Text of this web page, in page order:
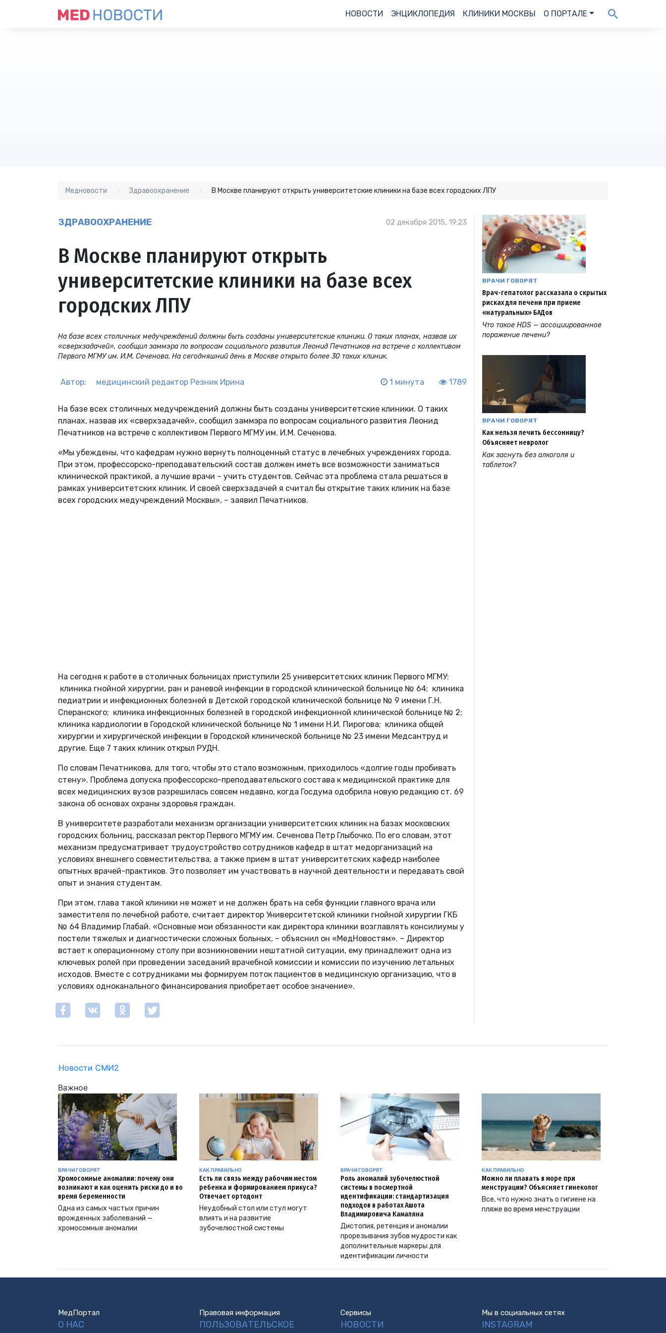
НОВОСТИ ЭНЦИКЛОПЕДИЯ КЛИНИКИ МОСКВЫ О ПОРТАЛЕ
Медновости Здравоохранение В Москве планируют открыть университетские клиники на базе всех городских ЛПУ
ЗДРАВООХРАНЕНИЕ 02 декабря 2015, 19:23
В Москве планируют открыть
университетские клиники на базе всех
городских ЛПУ
На базе всех столичных медучреждений должны быть созданы университетские клиники. О таких планах, назвав их
«сверхзадачей», сообщил заммэра по вопросам социального развития Леонид Печатников на встрече с коллективом
Первого МГМУ им. И.М. Сеченова. На сегодняшний день в Москве открыто более 30 таких клиник.
Автор: медицинский редактор Резник Ирина 1 минута 1789
На базе всех столичных медучреждений должны быть созданы университетские клиники. О таких
планах, назвав их «сверхзадачей», сообщил заммэра по вопросам социального развития Леонид
Печатников на встрече с коллективом Первого МГМУ им. И.М. Сеченова.
«Мы убеждены, что кафедрам нужно вернуть полноценный статус в лечебных учреждениях города.
При этом, профессорско-преподавательский состав должен иметь все возможности заниматься
клинической практикой, а лучшие врачи – учить студентов. Сейчас эта проблема стала решаться в
рамках университетских клиник. И своей сверхзадачей я считал бы открытие таких клиник на базе
всех городских медучреждений Москвы», – заявил Печатников.
На сегодня к работе в столичных больницах приступили 25 университетских клиник Первого МГМУ:
клиника гнойной хирургии, ран и раневой инфекции в городской клинической больнице № 64; клиника
педиатрии и инфекционных болезней в Детской городской клинической больнице № 9 имени Г.Н.
Сперанского; клиника инфекционных болезней в городской инфекционной клинической больнице № 2;
клиника кардиологии в Городской клинической больнице № 1 имени Н.И. Пирогова; клиника общей
хирургии и хирургической инфекции в Городской клинической больнице № 23 имени Медсантруд и
другие. Еще 7 таких клиник открыл РУДН.
По словам Печатникова, для того, чтобы это стало возможным, приходилось «долгие годы пробивать
стену». Проблема допуска профессорско-преподавательского состава к медицинской практике для
всех медицинских вузов разрешилась совсем недавно, когда Госдума одобрила новую редакцию ст. 69
закона об основах охраны здоровья граждан.
В университете разработали механизм организации университетских клиник на базах московских
городских больниц, рассказал ректор Первого МГМУ им. Сеченова Петр Глыбочко. По его словам, этот
механизм предусматривает трудоустройство сотрудников кафедр в штат медорганизаций на
условиях внешнего совместительства, а также прием в штат университетских кафедр наиболее
опытных врачей-практиков. Это позволяет им участвовать в научной деятельности и передавать свой
опыт и знания студентам.
При этом, глава такой клиники не может и не должен брать на себя функции главного врача или
заместителя по лечебной работе, считает директор Университетской клиники гнойной хирургии ГКБ
№ 64 Владимир Глабай. «Основные мои обязанности как директора клиники возглавлять консилиумы у
постели тяжелых и диагностически сложных больных, – объяснил он «МедНовостям». – Директор
встает к операционному столу при возникновении нештатной ситуации, ему принадлежит одна из
ключевых ролей при проведении заседаний врачебной комиссии и комиссии по изучению летальных
исходов. Вместе с сотрудниками мы формируем поток пациентов в медицинскую организацию, что в
условиях одноканального финансирования приобретает особое значение».
ВРАЧИ ГОВОРЯТ
Врач-гепатолог рассказала о скрытых
рисках для печени при приеме
«натуральных» БАДов
Что такое HDS — ассоциированное
поражение печени?
ВРАЧИ ГОВОРЯТ
Как нельзя лечить бессонницу?
Объясняет невролог
Как заснуть без алкоголя и
таблеток?
Новости СМИ2
Важное
ВРАЧИ ГОВОРЯТ
Хромосомные аномалии: почему они
возникают и как оценить риски до и во
время беременности
Одна из самых частых причин
врожденных заболеваний —
хромосомные аномалии
КАК ПРАВИЛЬНО
Есть ли связь между рабочим местом
ребенка и формированием прикуса?
Отвечает ортодонт
Неудобный стол или стул могут
влиять и на развитие
зубочелюстной системы
ВРАЧИ ГОВОРЯТ
Роль аномалий зубочелюстной
системы в посмертной
идентификации: стандартизация
подходов в работах Ашота
Владимировича Камаляна
Дистопия, ретенция и аномалии
прорезывания зубов мудрости как
дополнительные маркеры для
идентификации личности
КАК ПРАВИЛЬНО
Можно ли плавать в море при
менструации? Объясняет гинеколог
Все, что нужно знать о гигиене на
пляже во время менструации
МедПортал
О НАС
Правовая информация
ПОЛЬЗОВАТЕЛЬСКОЕ
Сервисы
НОВОСТИ
Мы в социальных сетях
INSTAGRAM